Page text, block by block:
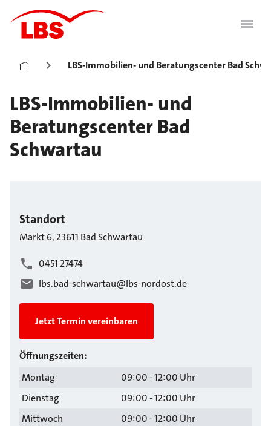
LBS-Immobilien- und Beratungscenter Bad
LBS-Immobilien- und
Beratungscenter Bad
Schwartau
Standort
Markt6, 23611 Bad Schwartau
0451 27474
lbs.bad-schwartau@lbs-nordost.de
Jetzt Termin vereinbaren
Öffnungszeiten:
Montag
09:00 - 12:00 Uhr
Dienstag
09:00 - 12:00 Uhr
Mittwoch
09:00 - 12:00 Uhr